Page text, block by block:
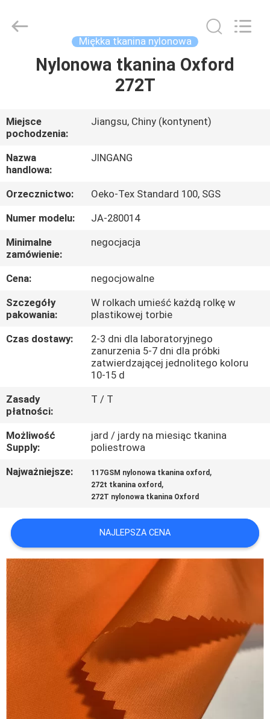
DOM
O
NAS
WYCIECZKA
PO
FABRYCE
KONTROLA
JAKOŚCI
SKONTAKTUJ
NAMI
AKTUALNOŚCI
PRZYPADKI
COMPANY
NEWS
SITEMAP
PRIVACY
POLICY
Textile
Co.,Ltd.
Miękka tkanina nylonowa
Nylonowa tkanina Oxford
272T
Miejsce
pochodzenia:
Jiangsu, Chiny (kontynent)
Nazwa
handlowa:
JINGANG
Orzecznictwo:
Oeko-Tex Standard 100, SGS
Numer modelu:
JA-280014
Minimalne
zamówienie:
negocjacja
Cena:
negocjowalne
Szczegóły
pakowania:
W rolkach umieść każdą rolkę w
plastikowej torbie
Czas dostawy:
2-3 dni dla laboratoryjnego
zanurzenia 5-7 dni dla próbki
zatwierdzającej jednolitego koloru
10-15 d
Zasady
płatności:
T / T
Możliwość
Supply:
jard / jardy na miesiąc tkanina
poliestrowa
Najważniejsze:
117GSM nylonowa tkanina oxford ,
272t tkanina oxford ,
272T nylonowa tkanina Oxford
NAJLEPSZA CENA